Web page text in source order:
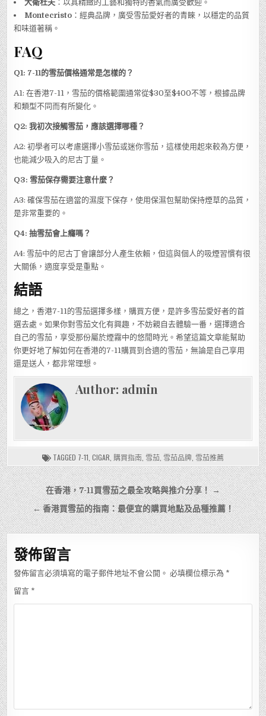
大衛杜夫 ：以其精緻的工藝和獨特的香氣而廣受歡迎。
Montecristo ：經典品牌，廣受雪茄愛好者的青睞，以穩定的品質
和味道著稱。
FAQ
Q1: 7-11的雪茄價格通常是怎樣的？
A1: 在香港7-11，雪茄的價格範圍通常從$30至$400不等，根據品牌
和類型不同而有所變化。
Q2: 我初次接觸雪茄，應該選擇哪種？
A2: 初學者可以考慮選擇小雪茄或迷你雪茄，這樣使用起來較為方便，
也能減少吸入的尼古丁量。
Q3: 雪茄保存需要注意什麼？
A3: 確保雪茄在適當的濕度下保存，使用保濕包幫助保持煙草的品質，
是非常重要的。
Q4: 抽雪茄會上癮嗎？
A4: 雪茄中的尼古丁會讓部分人產生依賴，但這與個人的吸煙習慣有很
大關係，適度享受是重點。
結語
總之，香港7-11的雪茄選擇多樣，購買方便，是許多雪茄愛好者的首
選去處。如果你對雪茄文化有興趣，不妨親自去體驗一番，選擇適合
自己的雪茄，享受那份屬於煙霧中的悠閒時光。希望這篇文章能幫助
你更好地了解如何在香港的7-11購買到合適的雪茄，無論是自己享用
還是送人，都非常理想。
Author: admin
TAGGED 7-11 CIGAR 購買指南 雪茄 雪茄品牌 雪茄推薦
文
章
導
覽
在香港，7-11買雪茄之最全攻略與推介分享！ →
← 香港買雪茄的指南：最便宜的購買地點及品種推薦！
發佈留言
發佈留言必須填寫的電子郵件地址不會公開。 必填欄位標示為 *
留言 *